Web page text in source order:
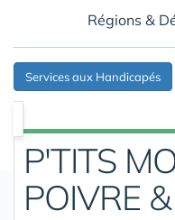
Régions &
Services aux Handicapés
P'TITS
POIVRE